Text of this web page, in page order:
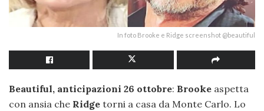
In foto Brooke e Ridge screenshot @beautiful
Beautiful, anticipazioni 26 ottobre: Brooke aspetta
con ansia che Ridge torni a casa da Monte Carlo. Lo